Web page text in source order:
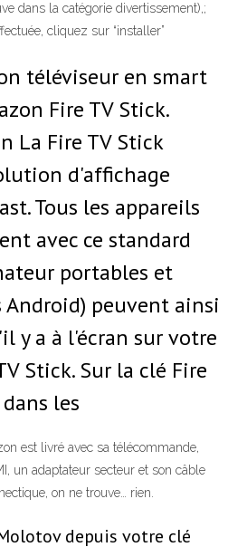
dans la catégorie divertissement),;
cliquez sur “installer”
téléviseur en smart
Fire TV Stick.
La Fire TV Stick
d'affichage
Tous les appareils
avec ce standard
portables et
Android) peuvent ainsi
y a à l'écran sur votre
Stick. Sur la clé Fire
les
est livré avec sa télécommande,
un adaptateur secteur et son câble
on ne trouve… rien.
depuis votre clé